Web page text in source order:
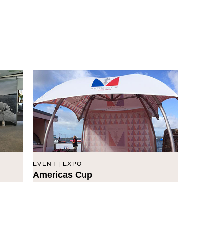
EVENT | EXPO
Americas Cup